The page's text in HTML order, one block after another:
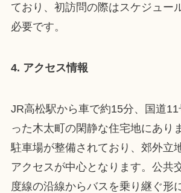
ており、初訪問の際はスケジュー
必要です。
4. アクセス情報
JR高松駅から車で約15分、国道11
った木太町の閑静な住宅地にあり
駐車場が整備されており、郊外立
アクセスが中心となります。公共
度線の沿線からバスを乗り継ぐ形